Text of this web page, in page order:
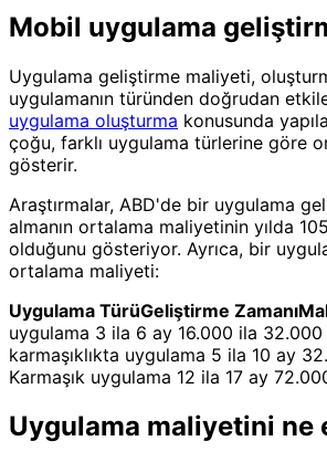
Mobil uygulama
Uygulama geliştirme maliyeti,
uygulamanın türünden doğrudan
uygulama oluşturma konusunda
çoğu, farklı uygulama türlerine göre
gösterir.
Araştırmalar, ABD'de bir uygulama
almanın ortalama maliyetinin yılda
olduğunu gösteriyor. Ayrıca, bir
ortalama maliyeti:
Uygulama TürüGeliştirme Zamanı
uygulama 3 ila 6 ay 16.000 ila
karmaşıklıkta uygulama 5 ila 10 ay
Karmaşık uygulama 12 ila 17 ay
Uygulama maliyetini ne